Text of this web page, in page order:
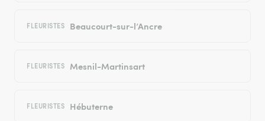
FLEURISTES Beaucourt-sur-l’Ancre
FLEURISTES Mesnil-Martinsart
FLEURISTES Hébuterne